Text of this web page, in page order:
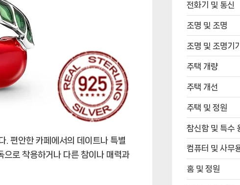
. 편안한 카페에서의 데이트나 특별
으로 착용하거나 다른 참이나 매력과
전화기 및 통신
조명 및 조명
조명 및 조명기기
주택 개량
주택 개선
주택 및 정원
참신함 및 특수
컴퓨터 및 사무
홈 및 정원